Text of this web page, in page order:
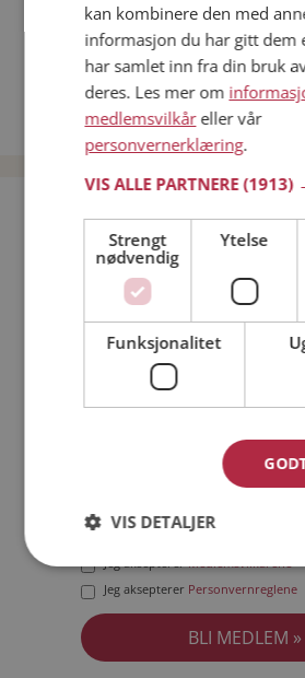
Flere singlemenn fra Notodden:
Kvinner fra Notodden
Date kvinner i Norge
Date menn i Norge
Bli medlem
Jeg er en: Mann
Min alder:
Jeg akseptererMedlemsvilkårene
Jeg aksepterer Personvernreglene
kan kombinere den med
informasjon du har gitt dem
har samlet inn fra din bruk
deres. Les mer om
medlemsvilkåreller vår
personvernerklæring.
VIS ALLE PARTNERE(1913)
Strengt
nødvendig
Ytelse
Funksjonalitet
VIS DETALJER